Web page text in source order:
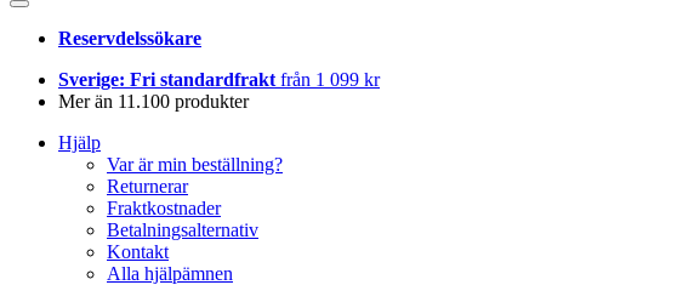
Reservdelssökare
Sverige: Fri standardfrakt från 1 099 kr
Mer än 11.100 produkter
Hjälp
Var är min beställning?
Returnerar
Fraktkostnader
Betalningsalternativ
Kontakt
Alla hjälpämnen